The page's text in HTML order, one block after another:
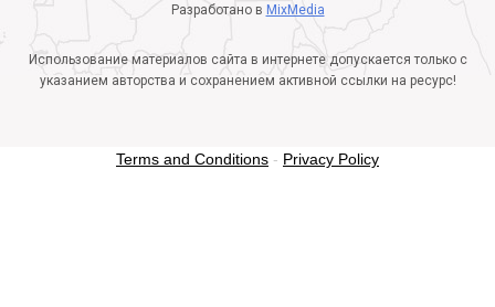
Разработано в MixMedia
Использование материалов сайта в интернете допускается только с
указанием авторства и сохранением активной ссылки на ресурс!
Terms and Conditions - Privacy Policy